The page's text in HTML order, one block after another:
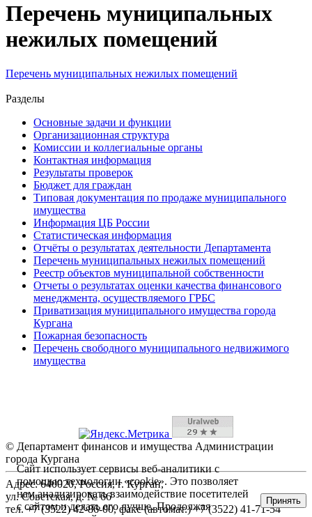
Перечень муниципальных
нежилых помещений
Перечень муниципальных нежилых помещений
Разделы
Основные задачи и функции
Организационная структура
Комиссии и коллегиальные органы
Контактная информация
Результаты проверок
Бюджет для граждан
Типовая документация по продаже муниципального
имущества
Информация ЦБ России
Статистическая информация
Отчёты о результатах деятельности Департамента
Перечень муниципальных нежилых помещений
Реестр объектов муниципальной собственности
Отчеты о результатах оценки качества финансового
менеджмента, осуществляемого ГРБС
Приватизация муниципального имущества города
Кургана
Пожарная безопасность
Перечень свободного муниципального недвижимого
имущества
© Департамент финансов и имущества Администрации
города Кургана
Адрес: 640020, Россия, г. Курган,
ул. Советская, д. № 66
тел. +7 (3522) 42-86-00, факс (автомат.) +7 (3522) 41-71-54
Сайт использует сервисы веб-аналитики с
помощью технологии «cookie». Это позволяет
нам анализировать взаимодействие посетителей
с сайтом и делать его лучше. Продолжая
Принять